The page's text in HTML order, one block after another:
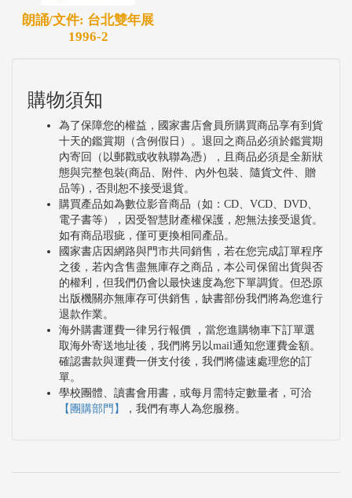
朗誦/文件: 台北雙年展
1996-2
購物須知
為了保障您的權益，國家書店會員所購買商品享有到貨
十天的鑑賞期（含例假日）。退回之商品必須於鑑賞期
內寄回（以郵戳或收執聯為憑），且商品必須是全新狀
態與完整包裝(商品、附件、內外包裝、隨貨文件、贈
品等)，否則恕不接受退貨。
購買產品如為數位影音商品（如：CD、VCD、DVD、
電子書等），因受智慧財產權保護，恕無法接受退貨。
如有商品瑕疵，僅可更換相同產品。
國家書店因網路與門市共同銷售，若在您完成訂單程序
之後，若內含售盡無庫存之商品，本公司保留出貨與否
的權利，但我們仍會以最快速度為您下單調貨。但恐原
出版機關亦無庫存可供銷售，缺書部份我們將為您進行
退款作業。
海外購書運費一律另行報價 ，當您進購物車下訂單選
取海外寄送地址後，我們將另以mail通知您運費金額。
確認書款與運費一併支付後，我們將儘速處理您的訂
單。
學校團體、讀書會用書，或每月需特定數量者，可洽
【團購部門】
，我們有專人為您服務。